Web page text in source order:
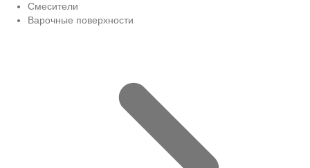
Смесители
Варочные поверхности